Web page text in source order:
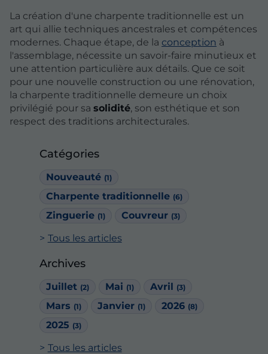
Catégories
Nouveauté (1)
Charpente traditionnelle (6)
Zinguerie (1) Couvreur (3)
Tous les articles
Archives
Juillet (2) Mai (1) Avril (3)
Mars (1) Janvier (1) 2026 (8)
2025 (3)
Tous les articles
La création d'une charpente traditionnelle est un
art qui allie techniques ancestrales et compétences
modernes. Chaque étape, de la conception à
l'assemblage, nécessite un savoir-faire minutieux et
une attention particulière aux détails. Que ce soit
pour une nouvelle construction ou une rénovation,
la charpente traditionnelle demeure un choix
privilégié pour sa solidité, son esthétique et son
respect des traditions architecturales.